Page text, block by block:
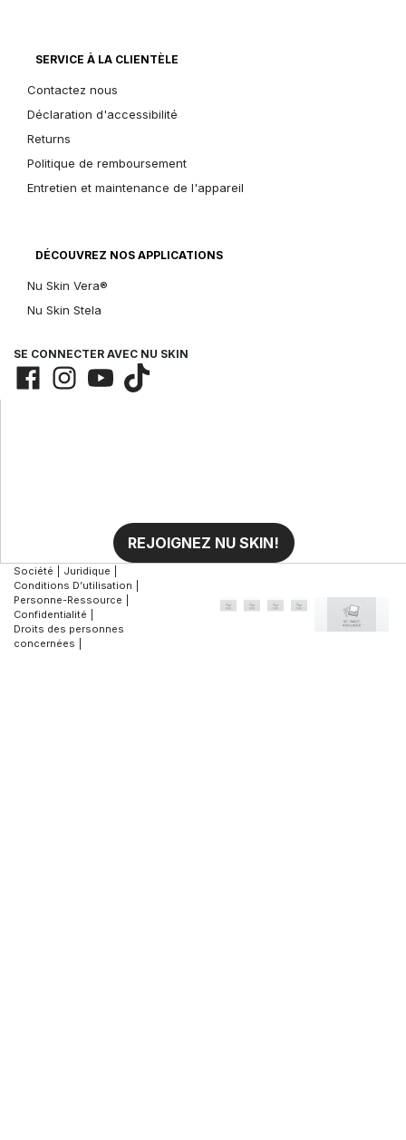
SERVICE À LA CLIENTÈLE
Contactez nous
Déclaration d'accessibilité
Returns
Politique de remboursement
Entretien et maintenance de l'appareil
DÉCOUVREZ NOS APPLICATIONS
Nu Skin Vera®
Nu Skin Stela
SE CONNECTER AVEC NU SKIN
REJOIGNEZ NU SKIN!
Société Juridique
Conditions D’utilisation
Personne-Ressource
Confidentialité
Droits des personnes
concernées